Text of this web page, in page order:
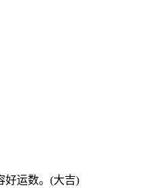
运数。(大吉)